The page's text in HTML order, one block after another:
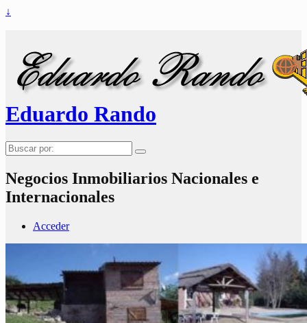
↓
Eduardo Rando
Buscar
por:
Negocios Inmobiliarios Nacionales e
Internacionales
Acceder